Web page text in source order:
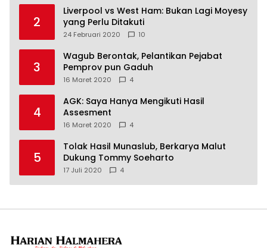
2
Liverpool vs West Ham: Bukan Lagi Moyesy
yang Perlu Ditakuti
24 Februari 2020 10
3
Wagub Berontak, Pelantikan Pejabat
Pemprov pun Gaduh
16 Maret 2020 4
4
AGK: Saya Hanya Mengikuti Hasil
Assesment
16 Maret 2020 4
5
Tolak Hasil Munaslub, Berkarya Malut
Dukung Tommy Soeharto
17 Juli 2020 4